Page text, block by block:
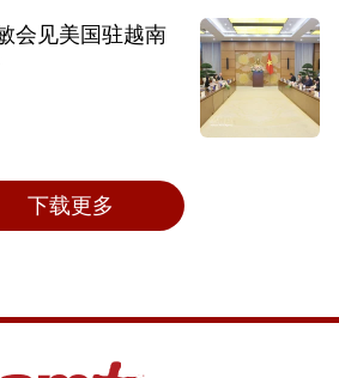
会见美国驻越南
下载更多